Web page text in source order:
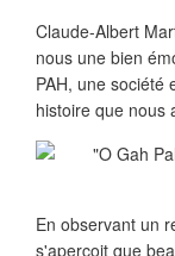
Claude-Albert
nous une bien
PAH, une société
histoire que nous
En observant un
s'aperçoit que